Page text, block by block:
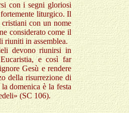
con i segni gloriosi
liturgico. Il
con un nome
considerato come il
riuniti in assemblea.
devono riunirsi in
e così far
Gesù e rendere
della risurrezione di
domenica è la festa
(SC 106).